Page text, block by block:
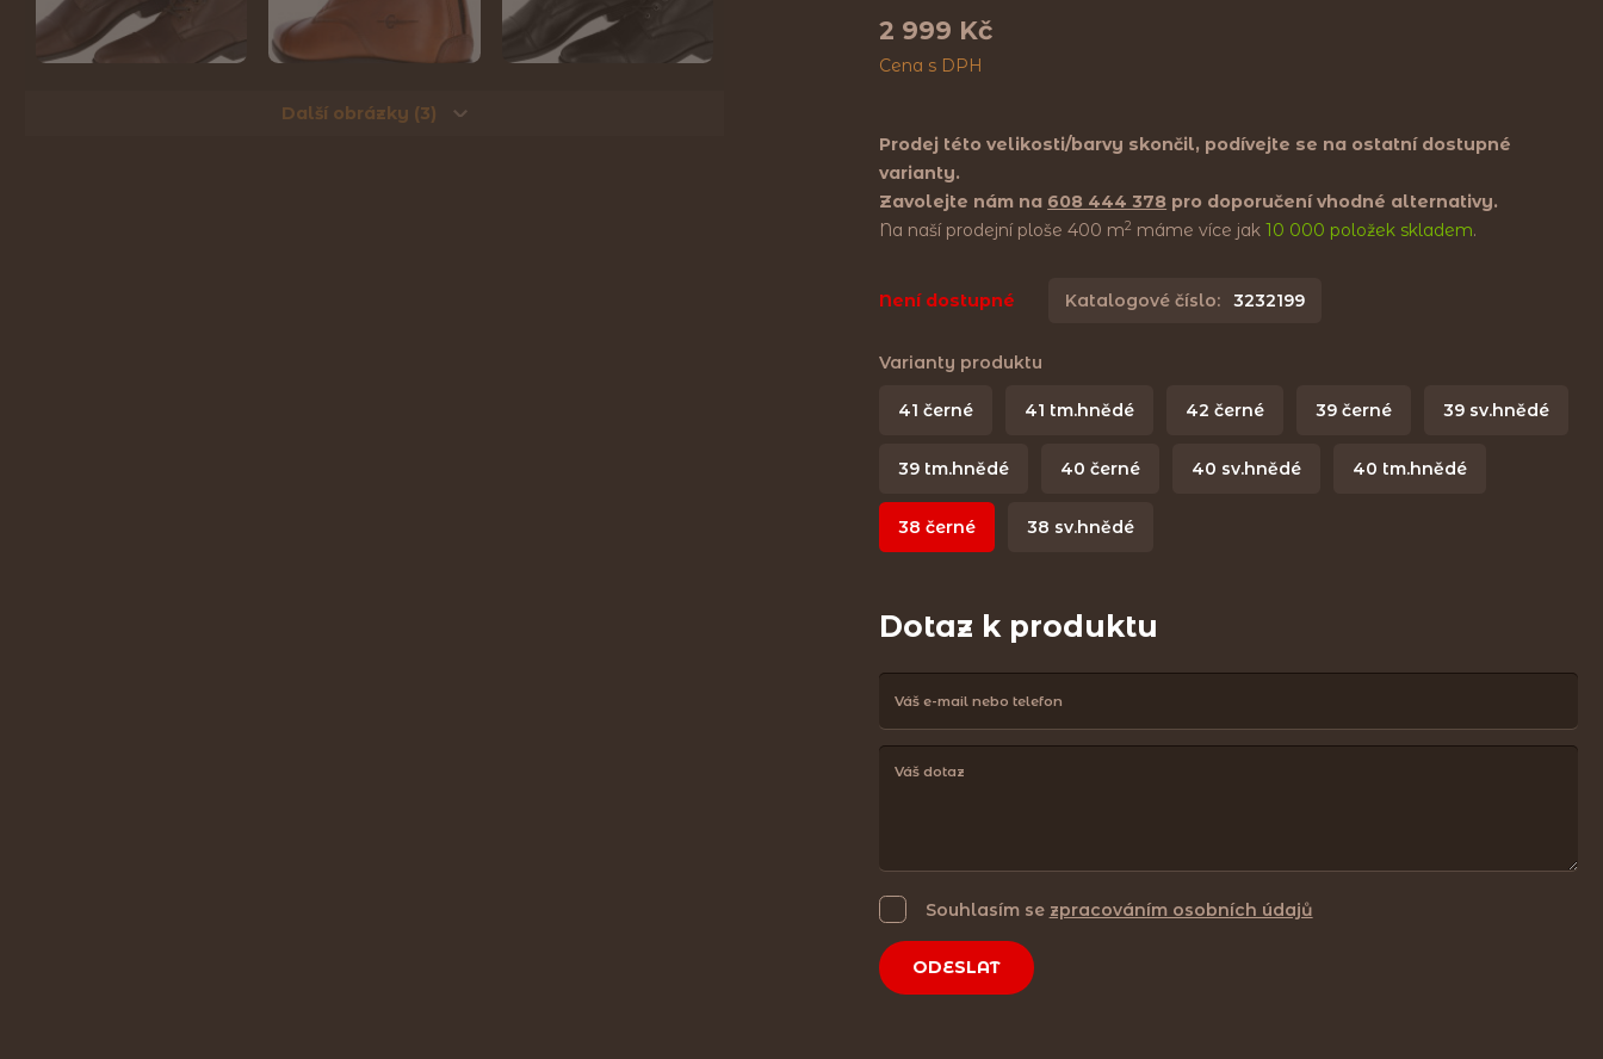
Další obrázky (3)
2 999 Kč
Cena s DPH
Prodej této velikosti/barvy skončil, podívejte se na ostatní dostupné
varianty.
Zavolejte nám na 608 444 378 pro doporučení vhodné alternativy.
Na naší prodejní ploše 400 m2 máme více jak10 000 položek skladem.
Není dostupné Katalogové číslo: 3232199
Varianty produktu
41 černé 41 tm.hnědé 42 černé 39 černé 39 sv.hnědé
39 tm.hnědé 40 černé 40 sv.hnědé 40 tm.hnědé
38 černé 38 sv.hnědé
Dotaz k produktu
Souhlasím se zpracováním osobních údajů
ODESLAT